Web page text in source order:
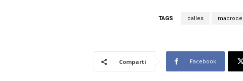
TAGS calles
Compartí Facebook